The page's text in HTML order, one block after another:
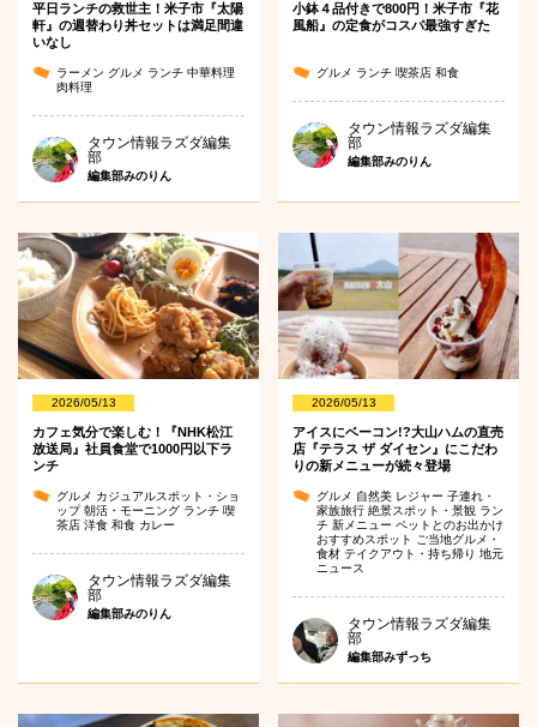
平日ランチの救世主！米子市『太陽
軒』の週替わり丼セットは満足間違
いなし
ラーメン グルメ ランチ 中華料理
肉料理
タウン情報ラズダ編集
部
編集部みのりん
小鉢４品付きで800円！米子市『花
風船』の定食がコスパ最強すぎた
グルメ ランチ喫茶店和食
タウン情報ラズダ編集
部
編集部みのりん
2026/05/13
カフェ気分で楽しむ！『NHK松江
放送局』社員食堂で1000円以下ラ
ンチ
グルメ カジュアルスポット・ショ
ップ朝活・モーニング ランチ 喫
茶店 洋食 和食 カレー
タウン情報ラズダ編集
部
編集部みのりん
2026/05/13
アイスにベーコン!?大山ハムの直売
店『テラス ザ ダイセン』にこだわ
りの新メニューが続々登場
グルメ 自然美 レジャー子連れ・
家族旅行絶景スポット・景観 ラン
チ新メニューペットとのお出かけ
おすすめスポット
ご当地グルメ・
食材テイクアウト・持ち帰り地元
ニュース
タウン情報ラズダ編集
部
編集部みずっち